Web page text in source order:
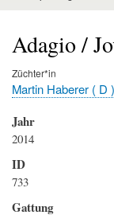
Adagio /
Züchter*in
Martin Haberer ( D )
Jahr
2014
ID
733
Gattung